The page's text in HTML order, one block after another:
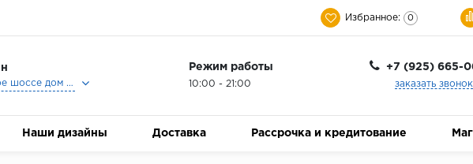
Избранное: 0
Москва, Ленинградское шоссе дом 25, Торговый Центр Family Room, 2-ой этаж, Магазин Керамический Бум.
Режим работы
10:00 - 21:00
+7 (925) 665-
заказать звонок
Наши дизайны Доставка Рассрочка и кредитование